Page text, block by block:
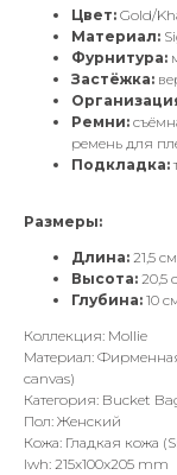
Цвет: Gold/
Материал:
Фурнитура:
Застёжка:
Ремни:
ремень для
Подкладка:
Размеры:
Длина: 21,5 см
Высота: 20,5
Глубина: 10
Коллекция: Mollie
Материал:
canvas)
Категория: Bucket
Пол: Женский
Кожа: Гладкая кожа
lwh: 215x100x205 mm